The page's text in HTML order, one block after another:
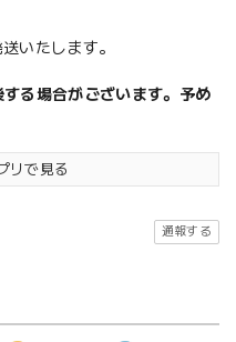
いたします。
る場合がございます。予め
リで見る
通報する